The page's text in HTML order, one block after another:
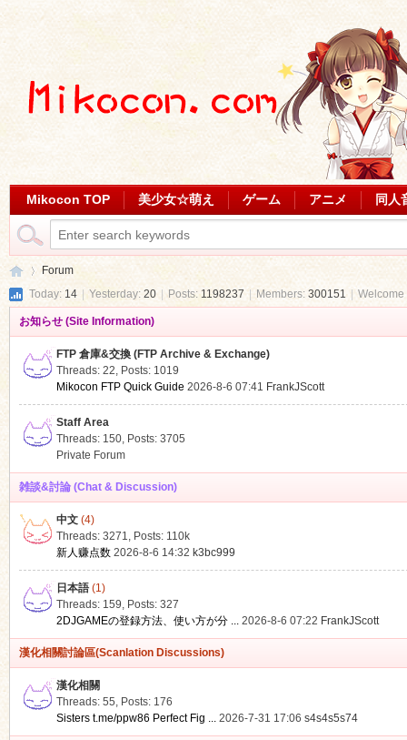
Mikocon TOP 美少女☆萌え ゲーム アニメ 同人
Forum
Today: 14 Yesterday: 20 Posts: 1198237 Members: 300151
お知らせ (Site Information)
FTP 倉庫&交換 (FTP Archive & Exchange)
Threads: 22, Posts: 1019
Mikocon FTP Quick Guide 2026-8-6 07:41 FrankJScott
Staff Area
Threads: 150, Posts: 3705
Private Forum
雑談&討論 (Chat & Discussion)
中文(4)
Threads: 3271, Posts: 110k
新人赚点数 2026-8-6 14:32 k3bc999
日本語(1)
Threads: 159, Posts: 327
2DJGAMEの登録方法、使い方が分 ... 2026-8-6 07:22 FrankJScott
漢化相關討論區(Scanlation Discussions)
漢化相關
Threads: 55, Posts: 176
Sisters t.me/ppw86 Perfect Fig ... 2026-7-31 17:06 s4s4s5s74